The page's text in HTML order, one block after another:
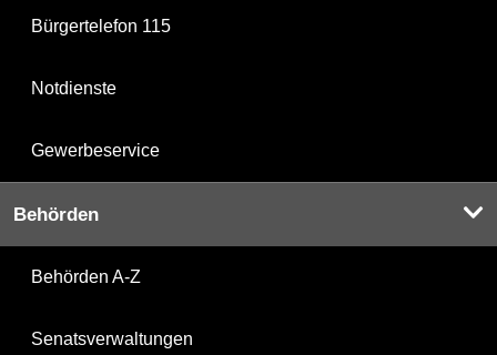
Bürgertelefon 115
Notdienste
Gewerbeservice
Behörden
Behörden A-Z
Senatsverwaltungen